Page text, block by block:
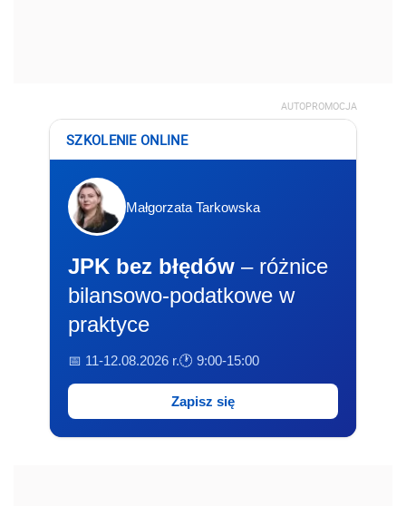
AUTOPROMOCJA
SZKOLENIE ONLINE
Małgorzata Tarkowska
JPK bez błędów – różnice
bilansowo-podatkowe w
praktyce
📅 11-12.08.2026 r.🕐 9:00-15:00
Zapisz się